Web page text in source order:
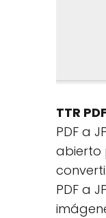
TTR
PDF a
abierto
PDF a